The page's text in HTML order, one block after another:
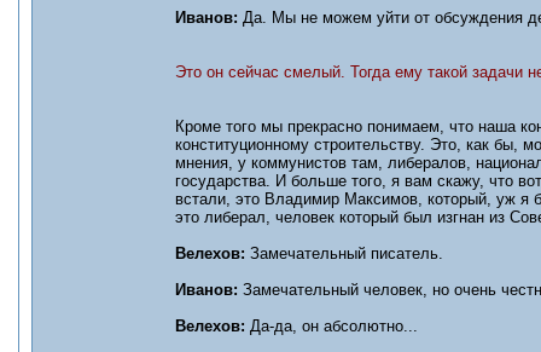
Иванов: Да. Мы не можем уйти от обсуждения
Это он сейчас смелый. Тогда ему такой задачи
Кроме того мы прекрасно понимаем, что наша
конституционному строительству. Это, как бы,
мнения, у коммунистов там, либералов,
государства. И больше того, я вам скажу, что
встали, это Владимир Максимов, который, уж я
это либерал, человек который был изгнан из
Велехов: Замечательный писатель.
Иванов: Замечательный человек, но очень
Велехов: Да-да, он абсолютно...